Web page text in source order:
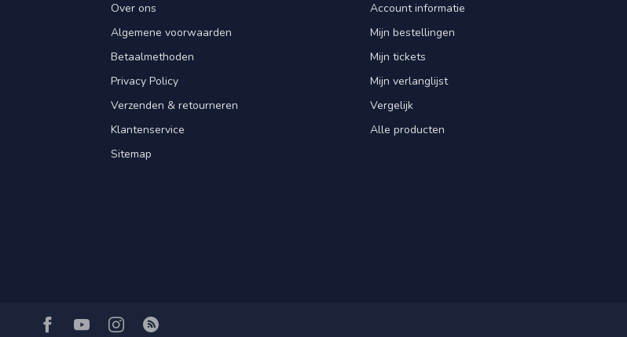
Over ons
Algemene voorwaarden
Betaalmethoden
Privacy Policy
Verzenden & retourneren
Klantenservice
Sitemap
Account informatie
Mijn bestellingen
Mijn tickets
Mijn verlanglijst
Vergelijk
Alle producten